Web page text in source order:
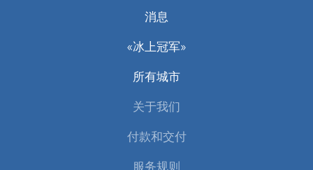
消息
«冰上冠军»
所有城市
关于我们
付款和交付
服务规则